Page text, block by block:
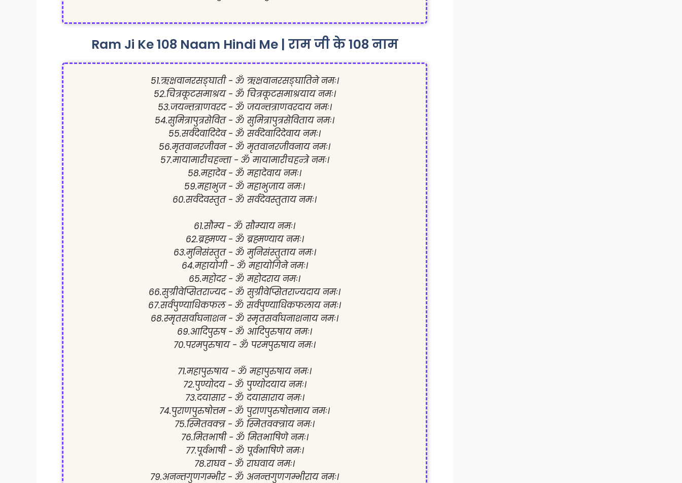
Ram Ji Ke 108 Naam Hindi Me | राम जी के 108 नाम
51.ऋक्षवानरसङ्घाती - ॐ ऋक्षवानरसङ्घातिने नमः।
52.चित्रकूटसमाश्रय - ॐ चित्रकूटसमाश्रयाय नमः।
53.जयन्तत्राणवरद - ॐ जयन्तत्राणवरदाय नमः।
54.सुमित्रापुत्रसेवित - ॐ सुमित्रापुत्रसेविताय नमः।
55.सर्वदेवादिदेव - ॐ सर्वदेवादिदेवाय नमः।
56.मृतवानरजीवन - ॐ मृतवानरजीवनाय नमः।
57.मायामारीचहन्ता - ॐ मायामारीचहन्त्रे नमः।
58.महादेव - ॐ महादेवाय नमः।
59.महाभुज - ॐ महाभुजाय नमः।
60.सर्वदेवस्तुत - ॐ सर्वदेवस्तुताय नमः।
61.सौम्य - ॐ सौम्याय नमः।
62.ब्रह्मण्य - ॐ ब्रह्मण्याय नमः।
63.मुनिसंस्तुत - ॐ मुनिसंस्तुताय नमः।
64.महायोगी - ॐ महायोगिने नमः।
65.महोदर - ॐ महोदराय नमः।
66.सुग्रीवेप्सितराज्यद - ॐ सुग्रीवेप्सितराज्यदाय नमः।
67.सर्वपुण्याधिकफल - ॐ सर्वपुण्याधिकफलाय नमः।
68.स्मृतसर्वाघनाशन - ॐ स्मृतसर्वाघनाशनाय नमः।
69.आदिपुरुष - ॐ आदिपुरुषाय नमः।
70.परमपुरुषाय - ॐ परमपुरुषाय नमः।
71.महापुरुषाय - ॐ महापुरुषाय नमः।
72.पुण्योदय - ॐ पुण्योदयाय नमः।
73.दयासार - ॐ दयासाराय नमः।
74.पुराणपुरुषोत्तम - ॐ पुराणपुरुषोत्तमाय नमः।
75.स्मितवक्त्र - ॐ स्मितवक्त्राय नमः।
76.मितभाषी - ॐ मितभाषिणे नमः।
77.पूर्वभाषी - ॐ पूर्वभाषिणे नमः।
78.राघव - ॐ राघवाय नमः।
79.अनन्तगुणगम्भीर - ॐ अनन्तगुणगम्भीराय नमः।